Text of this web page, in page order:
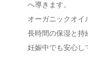
へ導きます。
オーガニックオイ
長時間の保湿と持
妊娠中でも安心し